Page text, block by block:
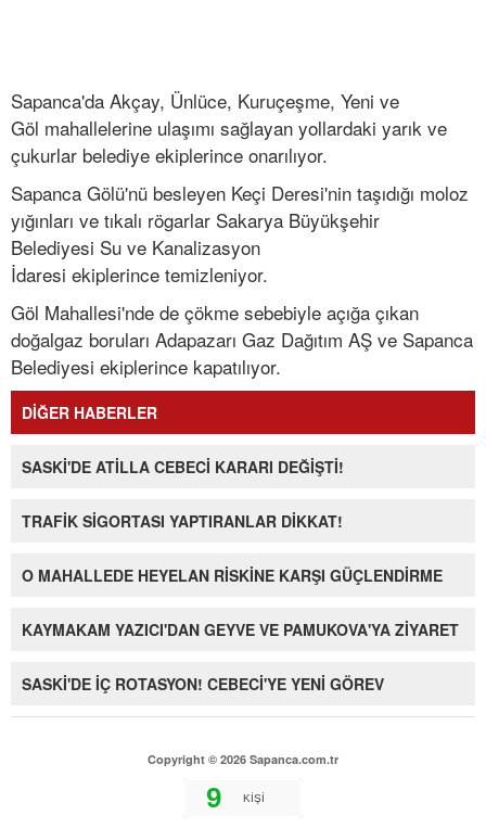
Sapanca'da Akçay, Ünlüce, Kuruçeşme, Yeni ve
Göl mahallelerine ulaşımı sağlayan yollardaki yarık ve
çukurlar belediye ekiplerince onarılıyor.
Sapanca Gölü'nü besleyen Keçi Deresi'nin taşıdığı moloz
yığınları ve tıkalı rögarlar Sakarya Büyükşehir
Belediyesi Su ve Kanalizasyon
İdaresi ekiplerince temizleniyor.
Göl Mahallesi'nde de çökme sebebiyle açığa çıkan
doğalgaz boruları Adapazarı Gaz Dağıtım AŞ ve Sapanca
Belediyesi ekiplerince kapatılıyor.
DİĞER HABERLER
SASKİ'DE ATİLLA CEBECİ KARARI DEĞİŞTİ!
TRAFİK SİGORTASI YAPTIRANLAR DİKKAT!
O MAHALLEDE HEYELAN RİSKİNE KARŞI GÜÇLENDİRME
KAYMAKAM YAZICI'DAN GEYVE VE PAMUKOVA'YA ZİYARET
SASKİ'DE İÇ ROTASYON! CEBECİ'YE YENİ GÖREV
Copyright © 2026 Sapanca.com.tr